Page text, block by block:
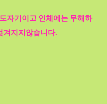
자기이고 인체에는 무해하
겨지지않습니다.